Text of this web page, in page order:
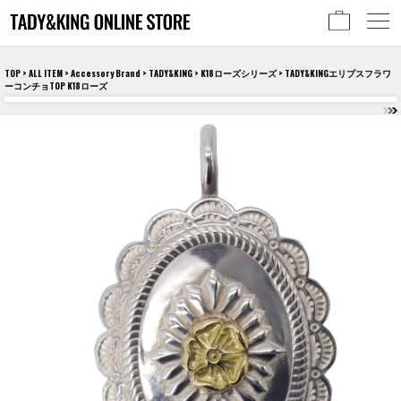
TOP > ALL ITEM > Accessory Brand > TADY&KING > K18ローズシリーズ> TADY&KINGエリプスフラワ
ーコンチョTOP K18ローズ